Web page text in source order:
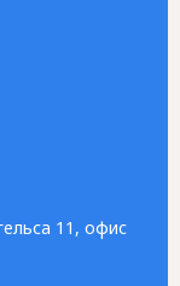
11, офис